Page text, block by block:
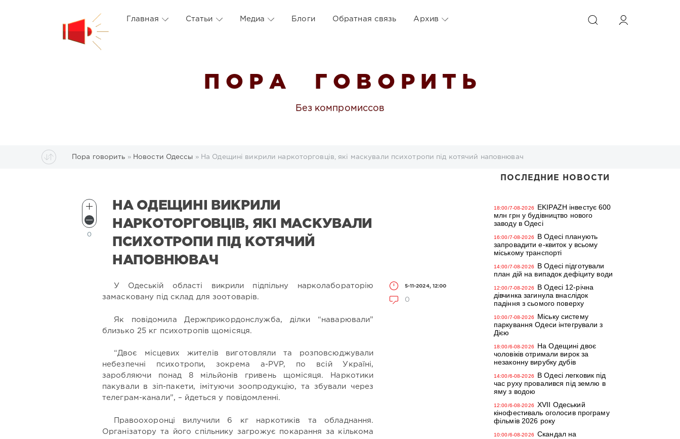
ИСКАТЬ
Главная Статьи Медиа Блоги Обратная связь Архив
П О Р А Г О В О Р И Т Ь
Без компромиссов
Пора говорить » Новости Одессы » На Одещині викрили наркоторговців, які маскували психотропи під котячий наповнювач
НА ОДЕЩИНІ ВИКРИЛИ
НАРКОТОРГОВЦІВ, ЯКІ МАСКУВАЛИ
ПСИХОТРОПИ ПІД КОТЯЧИЙ
НАПОВНЮВАЧ
5-11-2024, 12:00
0
0
У Одеській області викрили підпільну нарколабораторію
замасковану під склад для зоотоварів.
Як повідомила Держприкордонслужба, ділки “наварювали”
близько 25 кг психотропів щомісяця.
“Двоє місцевих жителів виготовляли та розповсюджували
небезпечні психотропи, зокрема a-PVP, по всій Україні,
заробляючи понад 8 мільйонів гривень щомісяця. Наркотики
пакували в зіп-пакети, імітуючи зоопродукцію, та збували через
телеграм-канали”, – йдеться у повідомленні.
Правоохоронці вилучили 6 кг наркотиків та обладнання.
Організатору та його спільнику загрожує покарання за кількома
ПОСЛЕДНИЕ НОВОСТИ
18:00/7-08-2026
EKIPAZH інвестує 600
млн грн у будівництво нового
заводу в Одесі
16:00/7-08-2026
В Одесі планують
запровадити е-квиток у всьому
міському транспорті
14:00/7-08-2026
В Одесі підготували
план дій на випадок дефіциту води
12:00/7-08-2026
В Одесі 12-річна
дівчинка загинула внаслідок
падіння з сьомого поверху
10:00/7-08-2026
Міську систему
паркування Одеси інтегрували з
Дією
18:00/6-08-2026
На Одещині двоє
чоловіків отримали вирок за
незаконну вирубку дубів
14:00/6-08-2026
В Одесі легковик під
час руху провалився під землю в
яму з водою
12:00/6-08-2026
XVII Одеський
кінофестиваль оголосив програму
фільмів 2026 року
10:00/6-08-2026
Скандал на